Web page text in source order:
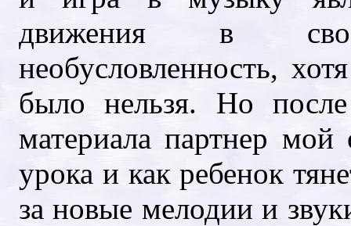
движения в
необусловленность,
было нельзя. Но
материала партнер
урока и как ребенок
за новые мелодии и